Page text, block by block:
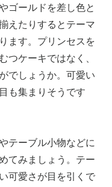
ゴールドを差し色と
えたりするとテーマ
ます。プリンセスを
つケーキではなく、
でしょうか。可愛い
も集まりそうです
テーブル小物などに
てみましょう。テー
可愛さが目を引くで